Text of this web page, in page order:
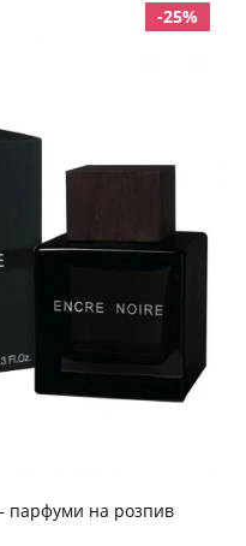
-25%
парфуми на розпив